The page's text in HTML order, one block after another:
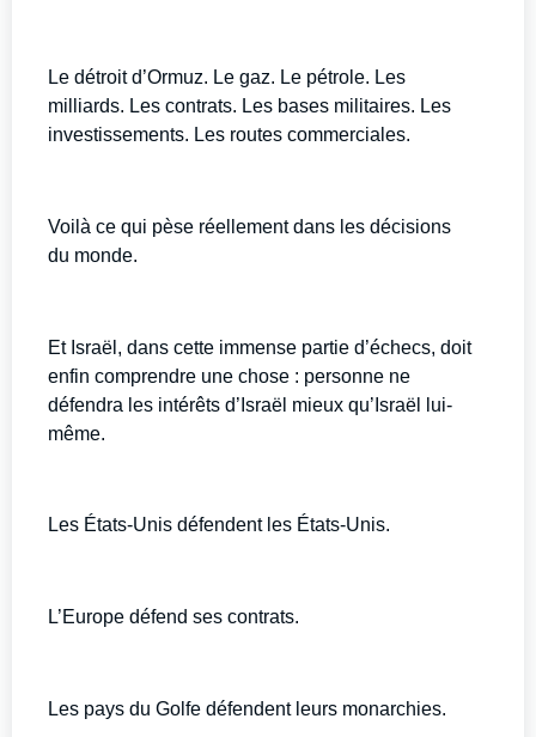
Le détroit d’Ormuz. Le gaz. Le pétrole. Les
milliards. Les contrats. Les bases militaires. Les
investissements. Les routes commerciales.
Voilà ce qui pèse réellement dans les décisions
du monde.
Et Israël, dans cette immense partie d’échecs, doit
enfin comprendre une chose : personne ne
défendra les intérêts d’Israël mieux qu’Israël lui-
même.
Les États-Unis défendent les États-Unis.
L’Europe défend ses contrats.
Les pays du Golfe défendent leurs monarchies.